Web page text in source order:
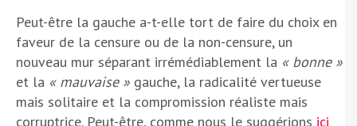
Peut-être la gauche a-t-elle tort de faire du choix en
faveur de la censure ou de la non-censure, un
nouveau mur séparant irrémédiablement la « bonne »
et la « mauvaise » gauche, la radicalité vertueuse
mais solitaire et la compromission réaliste mais
corruptrice. Peut-être, comme nous le suggérions ici